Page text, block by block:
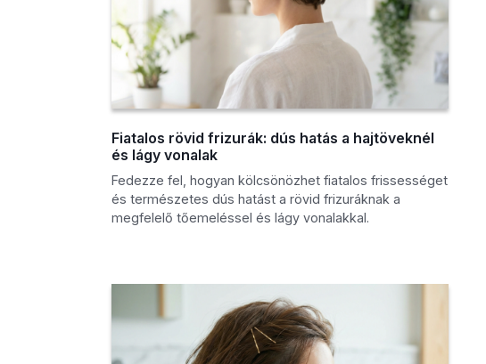
Fiatalos rövid frizurák: dús hatás a hajtöveknél
és lágy vonalak
Fedezze fel, hogyan kölcsönözhet fiatalos frissességet
és természetes dús hatást a rövid frizuráknak a
megfelelő tőemeléssel és lágy vonalakkal.